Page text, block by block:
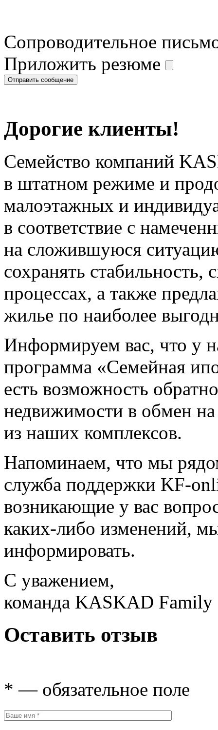
Сопроводительное
Приложить резюме
Дорогие клиенты!
Семейство компаний
в штатном режиме и
малоэтажных и
в соответствие с
на сложившуюся
сохранять стабильность,
процессах, а также
жилье по наиболее
Информируем вас, что у
программа «Семейная
есть возможность
недвижимости в обмен
из наших комплексов.
Напоминаем, что мы
служба поддержки KF-
возникающие у вас
каких-либо изменений,
информировать.
С уважением,
команда KASKAD Family
Оставить отзыв
* — обязательное поле